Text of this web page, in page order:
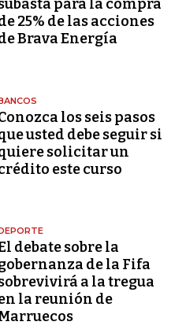
para la compra
25% de las acciones
Brava Energía
los seis pasos
usted debe seguir si
solicitar un
este curso
debate sobre la
de la Fifa
a la tregua
la reunión de